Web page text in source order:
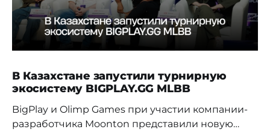
В Казахстане запустили турнирную
экосистему BIGPLAY.GG MLBB
BigPlay и Olimp Games при участии компании-
разработчика Moonton представили новую